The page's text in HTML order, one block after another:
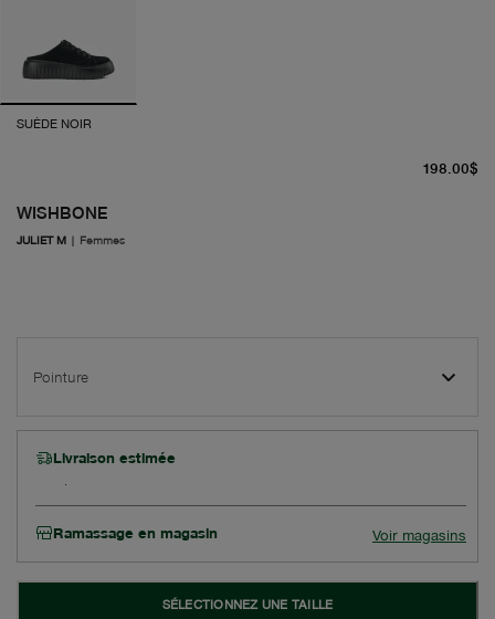
SUÈDE NOIR
WISHBONE
JULIET M | Femmes
198.00$
Pointure
Livraison estimée
Ramassage en magasin Voir magasins
SÉLECTIONNEZ UNE TAILLE